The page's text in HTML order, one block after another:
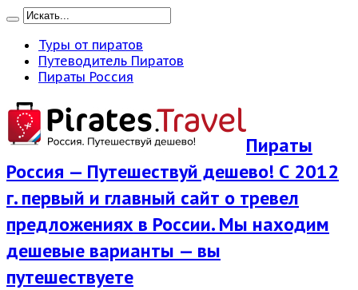
Туры от пиратов
Путеводитель Пиратов
Пираты Россия
Пираты
Россия — Путешествуй дешево! С 2012
г. первый и главный сайт о тревел
предложениях в России. Мы находим
дешевые варианты — вы
путешествуете